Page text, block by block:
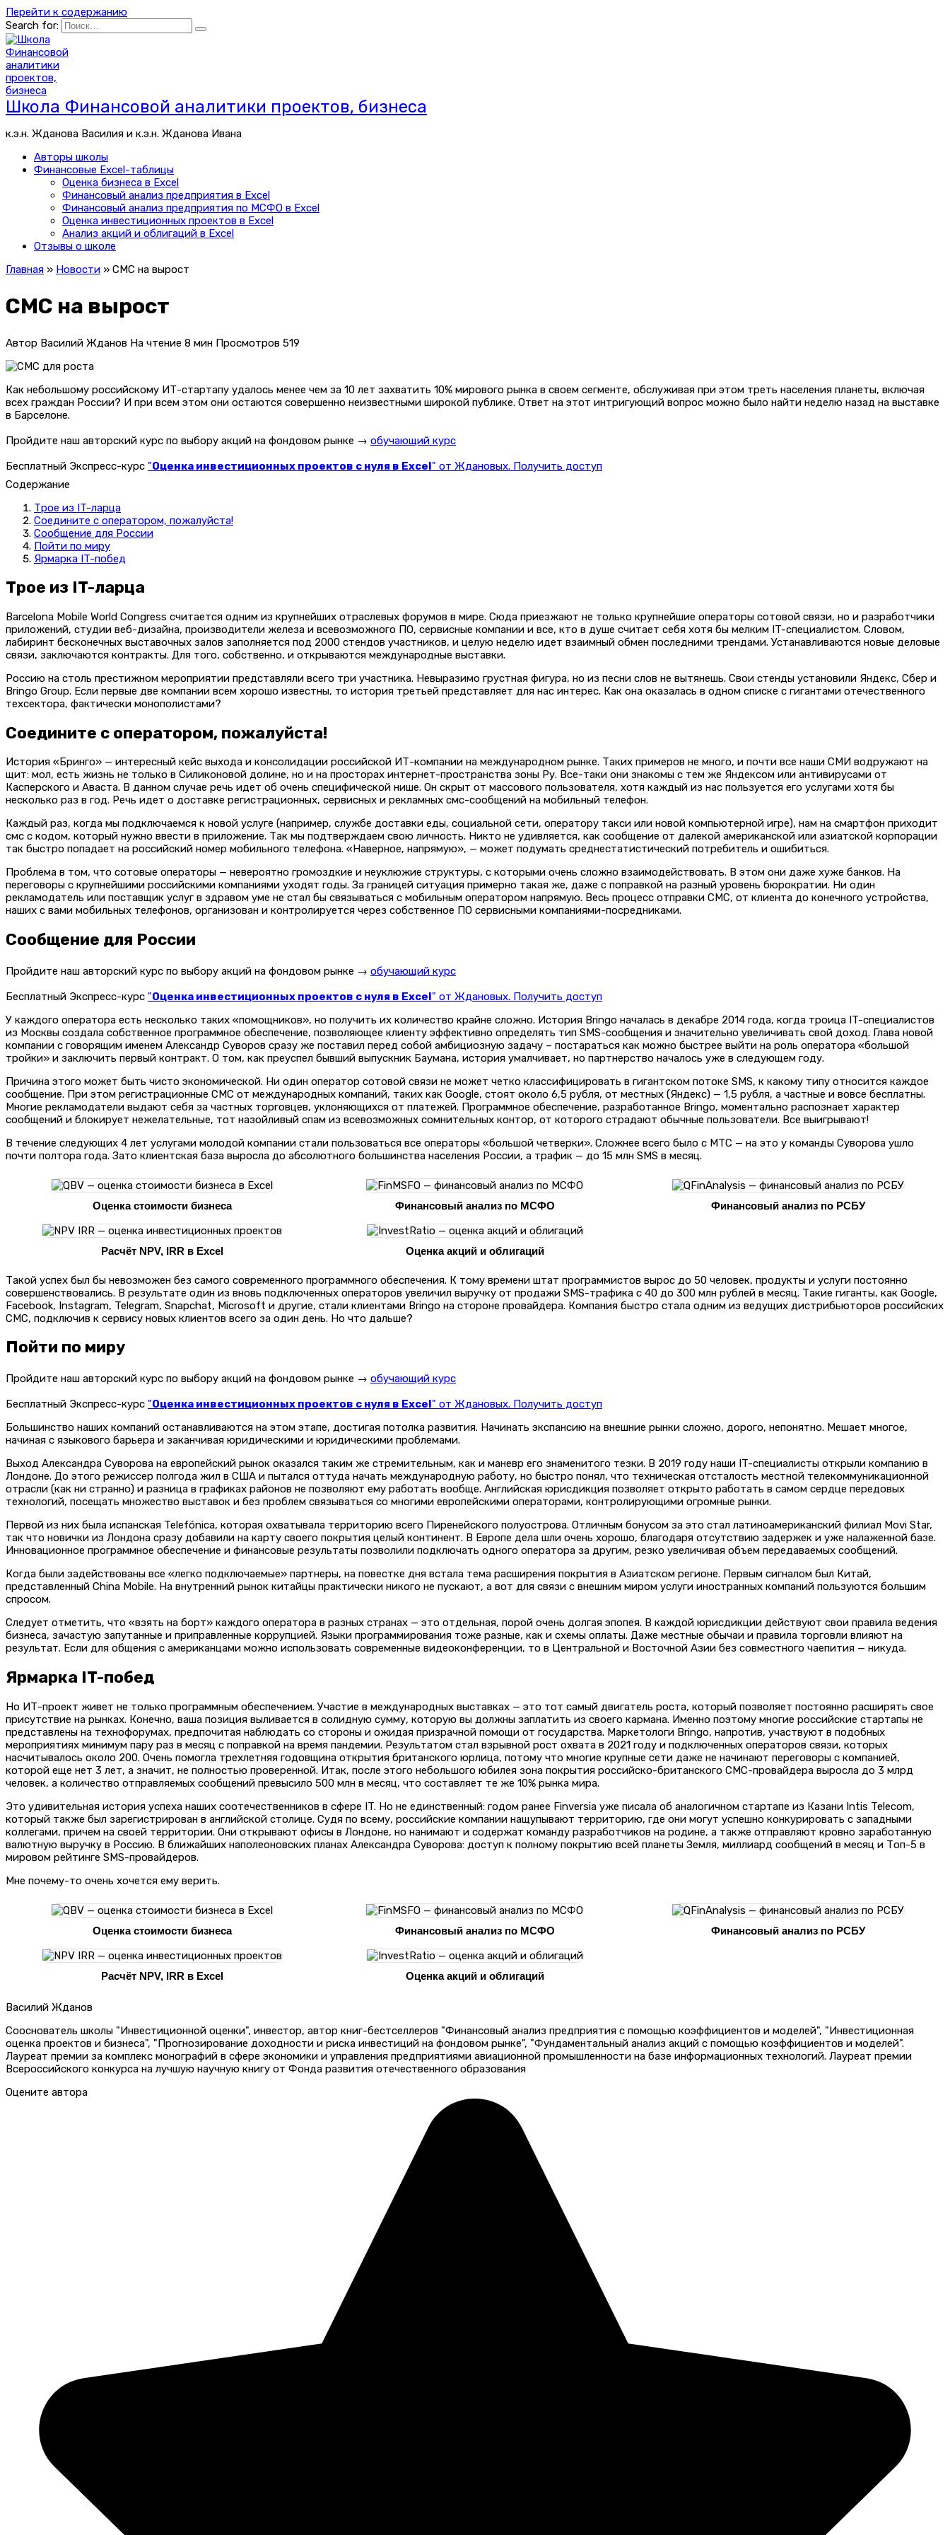
Перейти к содержанию
Search for:
Школа Финансовой аналитики проектов, бизнеса
к.э.н. Жданова Василия и к.э.н. Жданова Ивана
Авторы школы
Финансовые Excel-таблицы
Оценка бизнеса в Excel
Финансовый анализ предприятия в Excel
Финансовый анализ предприятия по МСФО в Excel
Оценка инвестиционных проектов в Excel
Анализ акций и облигаций в Excel
Отзывы о школе
Главная » Новости » СМС на вырост
СМС на вырост
Автор Василий Жданов На чтение 8 мин Просмотров 519
Как небольшому российскому ИТ-стартапу удалось менее чем за 10 лет захватить 10% мирового рынка в своем сегменте, обслуживая при этом треть населения планеты, включая
всех граждан России? И при всем этом они остаются совершенно неизвестными широкой публике. Ответ на этот интригующий вопрос можно было найти неделю назад на выставке
в Барселоне.
Пройдите наш авторский курс по выбору акций на фондовом рынке → обучающий курс
Бесплатный Экспресс-курс "Оценка инвестиционных проектов с нуля в Excel" от Ждановых. Получить доступ
Содержание
Трое из IT-ларца
Соедините с оператором, пожалуйста!
Сообщение для России
Пойти по миру
Ярмарка IT-побед
Трое из IT-ларца
Barcelona Mobile World Congress считается одним из крупнейших отраслевых форумов в мире. Сюда приезжают не только крупнейшие операторы сотовой связи, но и разработчики
приложений, студии веб-дизайна, производители железа и всевозможного ПО, сервисные компании и все, кто в душе считает себя хотя бы мелким IT-специалистом. Словом,
лабиринт бесконечных выставочных залов заполняется под 2000 стендов участников, и целую неделю идет взаимный обмен последними трендами. Устанавливаются новые деловые
связи, заключаются контракты. Для того, собственно, и открываются международные выставки.
Россию на столь престижном мероприятии представляли всего три участника. Невыразимо грустная фигура, но из песни слов не вытянешь. Свои стенды установили Яндекс, Сбер и
Bringo Group. Если первые две компании всем хорошо известны, то история третьей представляет для нас интерес. Как она оказалась в одном списке с гигантами отечественного
техсектора, фактически монополистами?
Соедините с оператором, пожалуйста!
История «Бринго» — интересный кейс выхода и консолидации российской ИТ-компании на международном рынке. Таких примеров не много, и почти все наши СМИ водружают на
щит: мол, есть жизнь не только в Силиконовой долине, но и на просторах интернет-пространства зоны Ру. Все-таки они знакомы с тем же Яндексом или антивирусами от
Касперского и Аваста. В данном случае речь идет об очень специфической нише. Он скрыт от массового пользователя, хотя каждый из нас пользуется его услугами хотя бы
несколько раз в год. Речь идет о доставке регистрационных, сервисных и рекламных смс-сообщений на мобильный телефон.
Каждый раз, когда мы подключаемся к новой услуге (например, службе доставки еды, социальной сети, оператору такси или новой компьютерной игре), нам на смартфон приходит
смс с кодом, который нужно ввести в приложение. Так мы подтверждаем свою личность. Никто не удивляется, как сообщение от далекой американской или азиатской корпорации
так быстро попадает на российский номер мобильного телефона. «Наверное, напрямую», — может подумать среднестатистический потребитель и ошибиться.
Проблема в том, что сотовые операторы — невероятно громоздкие и неуклюжие структуры, с которыми очень сложно взаимодействовать. В этом они даже хуже банков. На
переговоры с крупнейшими российскими компаниями уходят годы. За границей ситуация примерно такая же, даже с поправкой на разный уровень бюрократии. Ни один
рекламодатель или поставщик услуг в здравом уме не стал бы связываться с мобильным оператором напрямую. Весь процесс отправки СМС, от клиента до конечного устройства,
наших с вами мобильных телефонов, организован и контролируется через собственное ПО сервисными компаниями-посредниками.
Сообщение для России
Пройдите наш авторский курс по выбору акций на фондовом рынке → обучающий курс
Бесплатный Экспресс-курс "Оценка инвестиционных проектов с нуля в Excel" от Ждановых. Получить доступ
У каждого оператора есть несколько таких «помощников», но получить их количество крайне сложно. История Bringo началась в декабре 2014 года, когда троица IT-специалистов
из Москвы создала собственное программное обеспечение, позволяющее клиенту эффективно определять тип SMS-сообщения и значительно увеличивать свой доход. Глава новой
компании с говорящим именем Александр Суворов сразу же поставил перед собой амбициозную задачу – постараться как можно быстрее выйти на роль оператора «большой
тройки» и заключить первый контракт. О том, как преуспел бывший выпускник Баумана, история умалчивает, но партнерство началось уже в следующем году.
Причина этого может быть чисто экономической. Ни один оператор сотовой связи не может четко классифицировать в гигантском потоке SMS, к какому типу относится каждое
сообщение. При этом регистрационные СМС от международных компаний, таких как Google, стоят около 6,5 рубля, от местных (Яндекс) — 1,5 рубля, а частные и вовсе бесплатны.
Многие рекламодатели выдают себя за частных торговцев, уклоняющихся от платежей. Программное обеспечение, разработанное Bringo, моментально распознает характер
сообщений и блокирует нежелательные, тот назойливый спам из всевозможных сомнительных контор, от которого страдают обычные пользователи. Все выигрывают!
В течение следующих 4 лет услугами молодой компании стали пользоваться все операторы «большой четверки». Сложнее всего было с МТС — на это у команды Суворова ушло
почти полтора года. Зато клиентская база выросла до абсолютного большинства населения России, а трафик — до 15 млн SMS в месяц.
Оценка стоимости бизнеса Финансовый анализ по МСФО Финансовый анализ по РСБУ
Расчёт NPV, IRR в Excel Оценка акций и облигаций
Такой успех был бы невозможен без самого современного программного обеспечения. К тому времени штат программистов вырос до 50 человек, продукты и услуги постоянно
совершенствовались. В результате один из вновь подключенных операторов увеличил выручку от продажи SMS-трафика с 40 до 300 млн рублей в месяц. Такие гиганты, как Google,
Facebook, Instagram, Telegram, Snapchat, Microsoft и другие, стали клиентами Bringo на стороне провайдера. Компания быстро стала одним из ведущих дистрибьюторов российских
СМС, подключив к сервису новых клиентов всего за один день. Но что дальше?
Пойти по миру
Пройдите наш авторский курс по выбору акций на фондовом рынке → обучающий курс
Бесплатный Экспресс-курс "Оценка инвестиционных проектов с нуля в Excel" от Ждановых. Получить доступ
Большинство наших компаний останавливаются на этом этапе, достигая потолка развития. Начинать экспансию на внешние рынки сложно, дорого, непонятно. Мешает многое,
начиная с языкового барьера и заканчивая юридическими и юридическими проблемами.
Выход Александра Суворова на европейский рынок оказался таким же стремительным, как и маневр его знаменитого тезки. В 2019 году наши IT-специалисты открыли компанию в
Лондоне. До этого режиссер полгода жил в США и пытался оттуда начать международную работу, но быстро понял, что техническая отсталость местной телекоммуникационной
отрасли (как ни странно) и разница в графиках районов не позволяют ему работать вообще. Английская юрисдикция позволяет открыто работать в самом сердце передовых
технологий, посещать множество выставок и без проблем связываться со многими европейскими операторами, контролирующими огромные рынки.
Первой из них была испанская Telefónica, которая охватывала территорию всего Пиренейского полуострова. Отличным бонусом за это стал латиноамериканский филиал Movi Star,
так что новички из Лондона сразу добавили на карту своего покрытия целый континент. В Европе дела шли очень хорошо, благодаря отсутствию задержек и уже налаженной базе.
Инновационное программное обеспечение и финансовые результаты позволили подключать одного оператора за другим, резко увеличивая объем передаваемых сообщений.
Когда были задействованы все «легко подключаемые» партнеры, на повестке дня встала тема расширения покрытия в Азиатском регионе. Первым сигналом был Китай,
представленный China Mobile. На внутренний рынок китайцы практически никого не пускают, а вот для связи с внешним миром услуги иностранных компаний пользуются большим
спросом.
Следует отметить, что «взять на борт» каждого оператора в разных странах — это отдельная, порой очень долгая эпопея. В каждой юрисдикции действуют свои правила ведения
бизнеса, зачастую запутанные и приправленные коррупцией. Языки программирования тоже разные, как и схемы оплаты. Даже местные обычаи и правила торговли влияют на
результат. Если для общения с американцами можно использовать современные видеоконференции, то в Центральной и Восточной Азии без совместного чаепития — никуда.
Ярмарка IT-побед
Но ИТ-проект живет не только программным обеспечением. Участие в международных выставках — это тот самый двигатель роста, который позволяет постоянно расширять свое
присутствие на рынках. Конечно, ваша позиция выливается в солидную сумму, которую вы должны заплатить из своего кармана. Именно поэтому многие российские стартапы не
представлены на технофорумах, предпочитая наблюдать со стороны и ожидая призрачной помощи от государства. Маркетологи Bringo, напротив, участвуют в подобных
мероприятиях минимум пару раз в месяц с поправкой на время пандемии. Результатом стал взрывной рост охвата в 2021 году и подключенных операторов связи, которых
насчитывалось около 200. Очень помогла трехлетняя годовщина открытия британского юрлица, потому что многие крупные сети даже не начинают переговоры с компанией,
которой еще нет 3 лет, а значит, не полностью проверенной. Итак, после этого небольшого юбилея зона покрытия российско-британского СМС-провайдера выросла до 3 млрд
человек, а количество отправляемых сообщений превысило 500 млн в месяц, что составляет те же 10% рынка мира.
Это удивительная история успеха наших соотечественников в сфере IT. Но не единственный: годом ранее Finversia уже писала об аналогичном стартапе из Казани Intis Telecom,
который также был зарегистрирован в английской столице. Судя по всему, российские компании нащупывают территорию, где они могут успешно конкурировать с западными
коллегами, причем на своей территории. Они открывают офисы в Лондоне, но нанимают и содержат команду разработчиков на родине, а также отправляют кровно заработанную
валютную выручку в Россию. В ближайших наполеоновских планах Александра Суворова: доступ к полному покрытию всей планеты Земля, миллиард сообщений в месяц и Топ-5 в
мировом рейтинге SMS-провайдеров.
Мне почему-то очень хочется ему верить.
Оценка стоимости бизнеса Финансовый анализ по МСФО Финансовый анализ по РСБУ
Расчёт NPV, IRR в Excel Оценка акций и облигаций
Василий Жданов
Сооснователь школы "Инвестиционной оценки", инвестор, автор книг-бестселлеров "Финансовый анализ предприятия с помощью коэффициентов и моделей", "Инвестиционная
оценка проектов и бизнеса", "Прогнозирование доходности и риска инвестиций на фондовом рынке", "Фундаментальный анализ акций с помощью коэффициентов и моделей".
Лауреат премии за комплекс монографий в сфере экономики и управления предприятиями авиационной промышленности на базе информационных технологий. Лауреат премии
Всероссийского конкурса на лучшую научную книгу от Фонда развития отечественного образования
Оцените автора